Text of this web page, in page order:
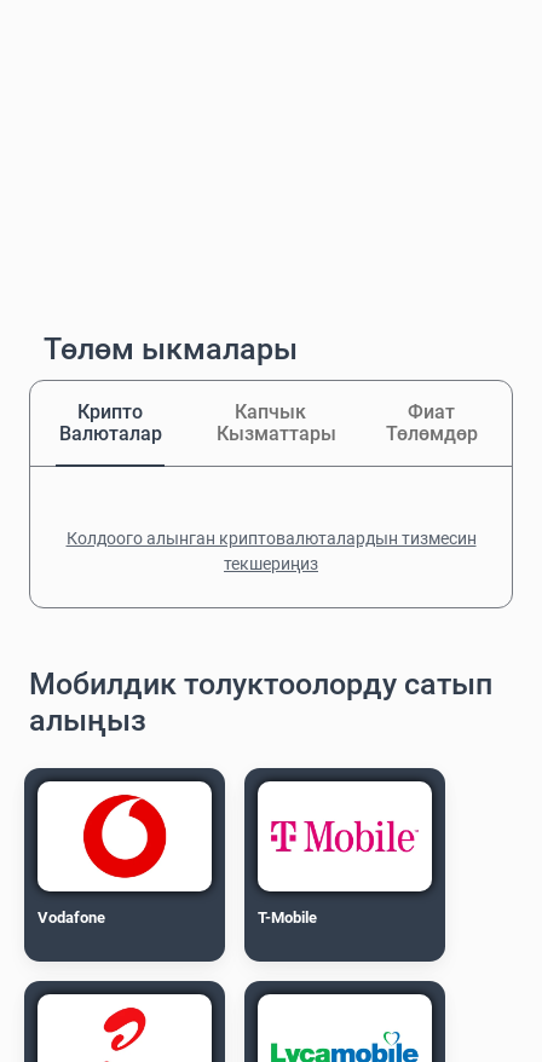
Төлөм ыкмалары
Крипто
Валюталар
Капчык
Кызматтары
Фиат
Төлөмдөр
Колдоого алынган криптовалюталардын тизмесин
текшериңиз
Мобилдик толуктоолорду сатып
алыңыз
Vodafone T-Mobile